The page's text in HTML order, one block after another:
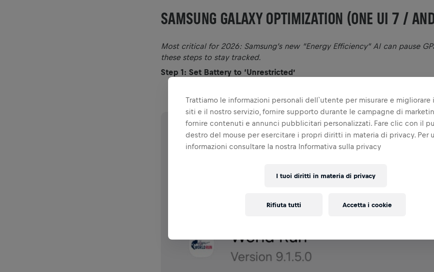
SAMSUNG GALAXY OPTIMIZATION (ONE UI 7 /
Most critical for 2026: Samsung’s new “Energy Efficiency” AI can pause
these steps to stay tracked.
Step 1: Set Battery to ‘Unrestricted’
SelectUnrestricted.
Trattiamo le informazioni personali dell`utente per misurare e migliorare
siti e il nostro servizio, fornire supporto durante le campagne di
fornire contenuti e annunci pubblicitari personalizzati. Fare clic con il
destro del mouse per esercitare i propri diritti in materia di privacy. Per
informazioni consultare la nostra Informativa sulla privacy
I tuoi diritti in materia di privacy
Rifiuta tutti Accetta i cookie